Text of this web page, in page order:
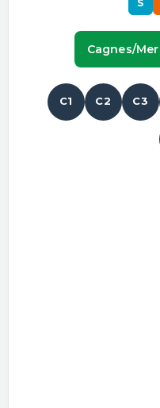
S
Cagnes/mer
C1 C2 C3